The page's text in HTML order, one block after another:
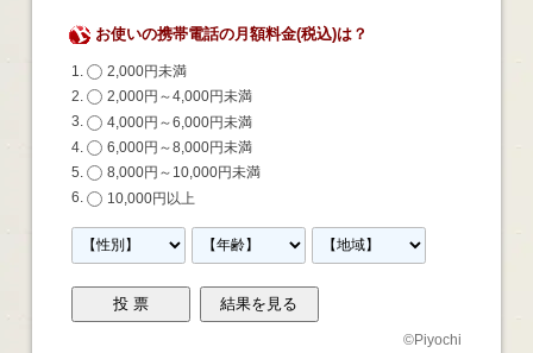
お使いの携帯電話の月額料金(税込)は？
2,000円未満
2,000円～4,000円未満
4,000円～6,000円未満
6,000円～8,000円未満
8,000円～10,000円未満
10,000円以上
©Piyochi